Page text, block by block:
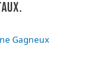
Gagneux